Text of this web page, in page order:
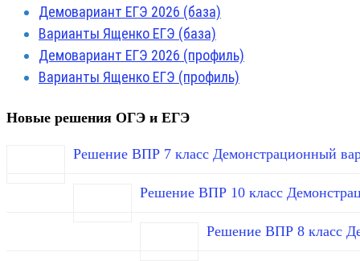
Демовариант ЕГЭ 2026 (база)
Варианты Ященко ЕГЭ (база)
Демовариант ЕГЭ 2026 (профиль)
Варианты Ященко ЕГЭ (профиль)
Новые решения ОГЭ и ЕГЭ
Решение ВПР 7 класс Демонстрационный
Решение ВПР 10 класс
Решение ВПР 8 класс